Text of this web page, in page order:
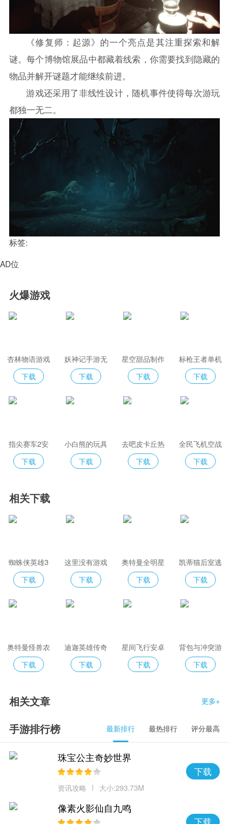
《修复师：起源》的一个亮点是其注重探索和解
谜。每个博物馆展品中都藏着线索，你需要找到隐藏的
物品并解开谜题才能继续前进。
游戏还采用了非线性设计，随机事件使得每次游玩
都独一无二。
标签:
AD位
火爆游戏
杏林物语游戏
下载
妖神记手游无
限元宝
下载
星空甜品制作
下载
标枪王者单机
版
下载
指尖赛车2安
卓版
下载
小白熊的玩具
下载
去吧皮卡丘热
血精灵王正版
下载
全民飞机空战
下载
相关下载
蜘蛛侠英雄3
下载
这里没有游戏
手机版
下载
奥特曼全明星
编年史
下载
凯蒂猫后室逃
生官方版
下载
奥特曼怪兽农
场
下载
迪迦英雄传奇
游戏
下载
星间飞行安卓
版
下载
背包与冲突游
戏
下载
相关文章 更多+
手游排行榜 最新排行 最热排行 评分最高
珠宝公主奇妙世界
资讯攻略 大小:293.73M
下载
像素火影仙自九鸣